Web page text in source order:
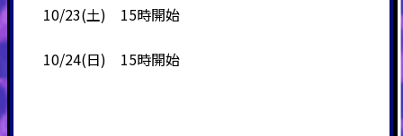
10/23(土) 15時開始
10/24(日) 15時開始